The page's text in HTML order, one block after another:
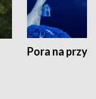
Pora na